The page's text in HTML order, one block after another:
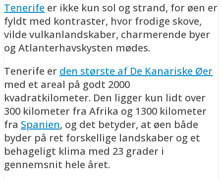
Tenerife er ikke kun sol og strand, for øen er
fyldt med kontraster, hvor frodige skove,
vilde vulkanlandskaber, charmerende byer
og Atlanterhavskysten mødes.
Tenerife er den største af De Kanariske Øer
med et areal på godt 2000
kvadratkilometer. Den ligger kun lidt over
300 kilometer fra Afrika og 1300 kilometer
fra Spanien, og det betyder, at øen både
byder på ret forskellige landskaber og et
behageligt klima med 23 grader i
gennemsnit hele året.